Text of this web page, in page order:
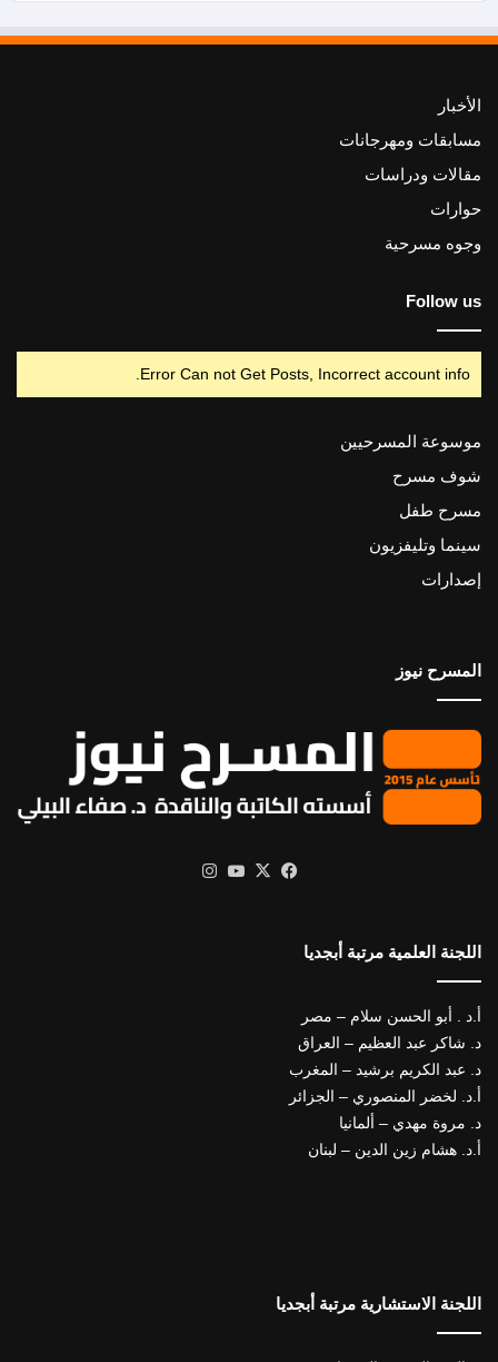
الأخبار
مسابقات ومهرجانات
مقالات ودراسات
حوارات
وجوه مسرحية
Follow us
Error Can not Get Posts, Incorrect account info.
موسوعة المسرحيين
شوف مسرح
مسرح طفل
سينما وتليفزيون
إصدارات
المسرح نيوز
فيسبوك
X يوتيوب
اللجنة العلمية مرتبة أبجديا
أ.د . أبو الحسن سلام – مصر
د. شاكر عبد العظيم – العراق
د. عبد الكريم برشيد – المغرب
أ.د. لخضر المنصوري – الجزائر
د. مروة مهدي – ألمانيا
أ.د. هشام زين الدين – لبنان
اللجنة الاستشارية مرتبة أبجديا